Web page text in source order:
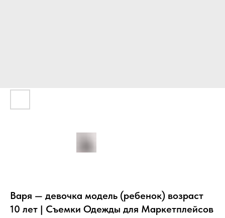
Варя — девочка модель (ребенок) возраст
10 лет | Съемки Одежды для Маркетплейсов